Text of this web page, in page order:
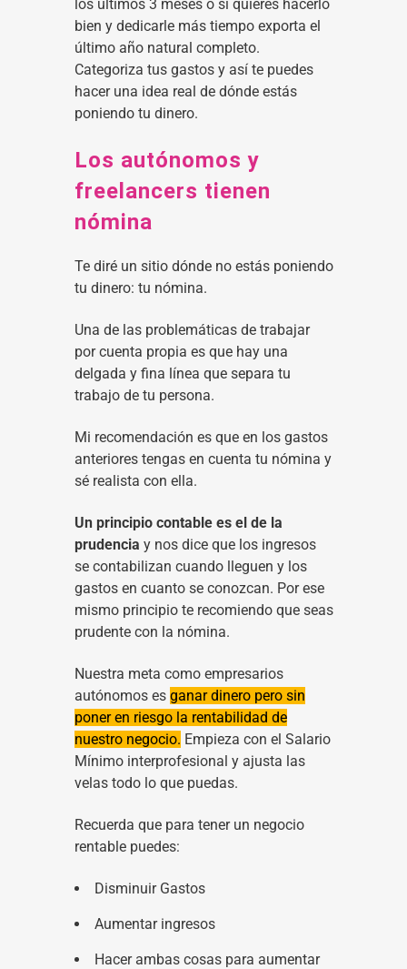
los últimos 3 meses o si quieres hacerlo
bien y dedicarle más tiempo exporta el
último año natural completo.
Categoriza tus gastos y así te puedes
hacer una idea real de dónde estás
poniendo tu dinero.
Los autónomos y
freelancers tienen
nómina
Te diré un sitio dónde no estás poniendo
tu dinero: tu nómina.
Una de las problemáticas de trabajar
por cuenta propia es que hay una
delgada y fina línea que separa tu
trabajo de tu persona.
Mi recomendación es que en los gastos
anteriores tengas en cuenta tu nómina y
sé realista con ella.
Un principio contable es el de la
prudencia y nos dice que los ingresos
se contabilizan cuando lleguen y los
gastos en cuanto se conozcan. Por ese
mismo principio te recomiendo que seas
prudente con la nómina.
Nuestra meta como empresarios
autónomos es ganar dinero pero sin
poner en riesgo la rentabilidad de
nuestro negocio. Empieza con el Salario
Mínimo interprofesional y ajusta las
velas todo lo que puedas.
Recuerda que para tener un negocio
rentable puedes:
Disminuir Gastos
Aumentar ingresos
Hacer ambas cosas para aumentar